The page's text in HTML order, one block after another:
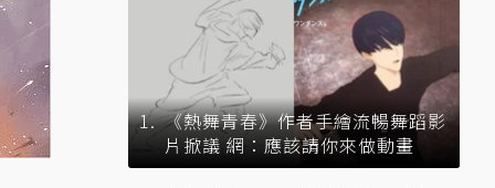
《熱舞青春》作者手繪流暢舞蹈影
片掀議 網：應該請你來做動畫